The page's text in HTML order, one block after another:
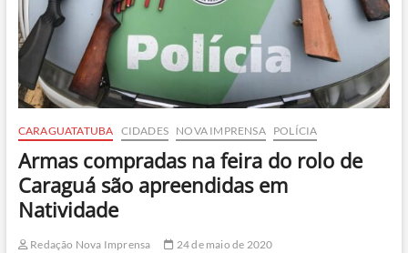
CARAGUATATUBA CIDADES NOVA IMPRENSA POLÍCIA
Armas compradas na feira do rolo de
Caraguá são apreendidas em
Natividade
Redação Nova Imprensa
24 de maio de 2020